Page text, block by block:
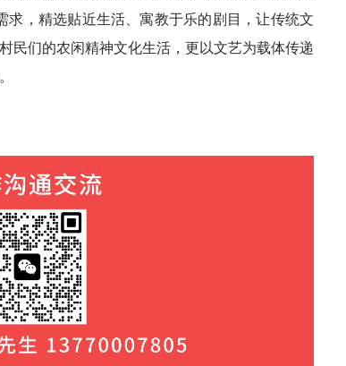
求，精选贴近生活、寓教于乐的剧目，让传统文
民们的农闲精神文化生活，更以文艺为载体传递